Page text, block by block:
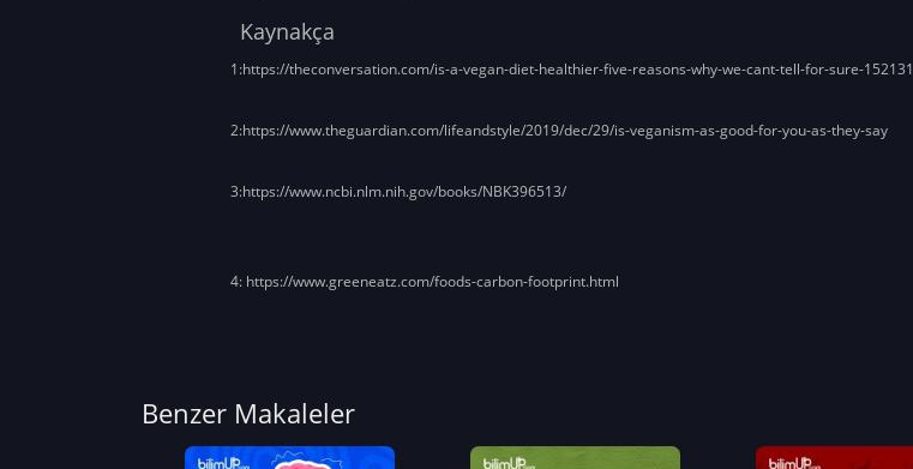
Kaynakça
1:https://theconversation.com/is-a-vegan-diet-healthier-five-reasons-why-we-cant-tell-for-sure-152131
2:https://www.theguardian.com/lifeandstyle/2019/dec/29/is-veganism-as-good-for-you-as-they-say
3:https://www.ncbi.nlm.nih.gov/books/NBK396513/
4: https://www.greeneatz.com/foods-carbon-footprint.html
Benzer Makaleler